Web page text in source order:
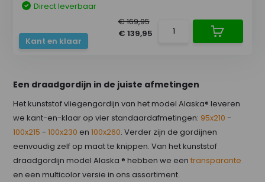
Kant en klaar
Direct leverbaar
€ 169,95
€ 139,95
Een draadgordijn in de juiste afmetingen
Het kunststof vliegengordijn van het model Alaska® leveren
we kant-en-klaar op vier standaardafmetingen: 95x210 -
100x215 -100x230 en100x260. Verder zijn de gordijnen
eenvoudig zelf op maat te knippen. Van het kunststof
draadgordijn model Alaska ® hebben we eentransparante
en een multicolor versie in ons assortiment.